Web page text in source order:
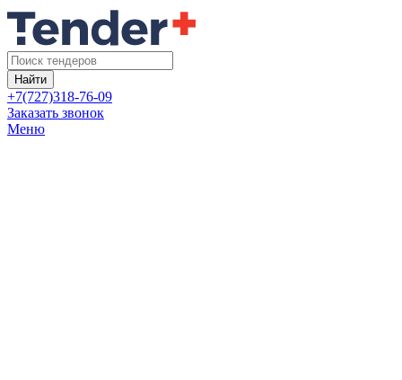
Найти
+7(727)318-76-09
Заказать звонок
Меню